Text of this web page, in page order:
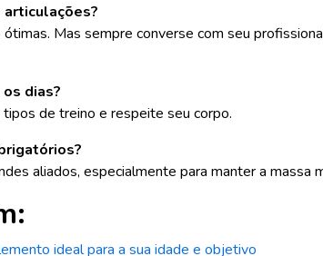
articulações?
Mas sempre converse com seu
dias?
de treino e respeite seu corpo.
aliados, especialmente para manter a
ideal para a sua idade e objetivo